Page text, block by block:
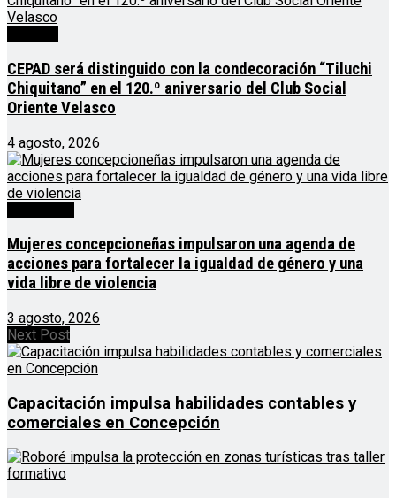
CEPAD será distinguido con la condecoración “Tiluchi
Chiquitano” en el 120.º aniversario del Club Social
Oriente Velasco
4 agosto, 2026
Mujeres concepcioneñas impulsaron una agenda de
acciones para fortalecer la igualdad de género y una
vida libre de violencia
3 agosto, 2026
Next Post
Capacitación impulsa habilidades contables y
comerciales en Concepción